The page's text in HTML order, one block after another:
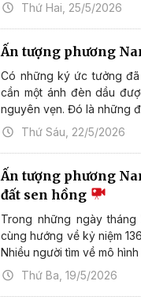
Thứ Hai, 25/5/2026
Ấn tượng phương
Có những ký ức tưởng
cần một ánh đèn dầu
nguyên vẹn. Đó là những
Thứ Sáu, 22/5/2026
Ấn tượng phương
đất sen hồng
Trong những ngày
cùng hướng về kỷ niệm
Nhiều người tìm về mô hình
Thứ Ba, 19/5/2026